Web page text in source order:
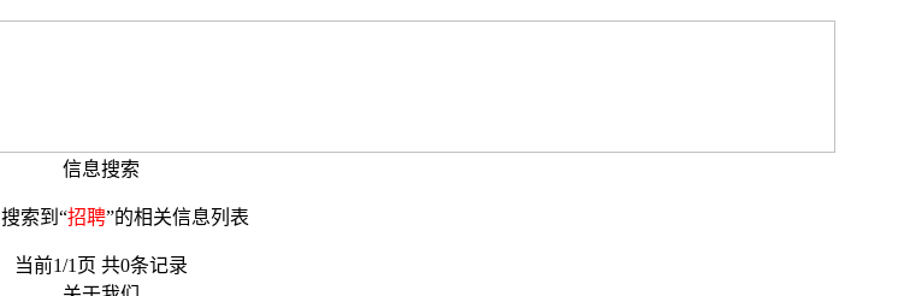
信息搜索
搜索到“招聘”的相关信息列表
当前1/1页 共0条记录